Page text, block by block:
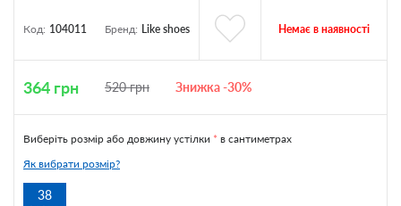
Код: 104011 Бренд: Like shoes Немає в наявності
364 грн 520грн Знижка -30%
Виберіть розмір або довжину устілки * в сантиметрах
Як вибрати розмір?
38